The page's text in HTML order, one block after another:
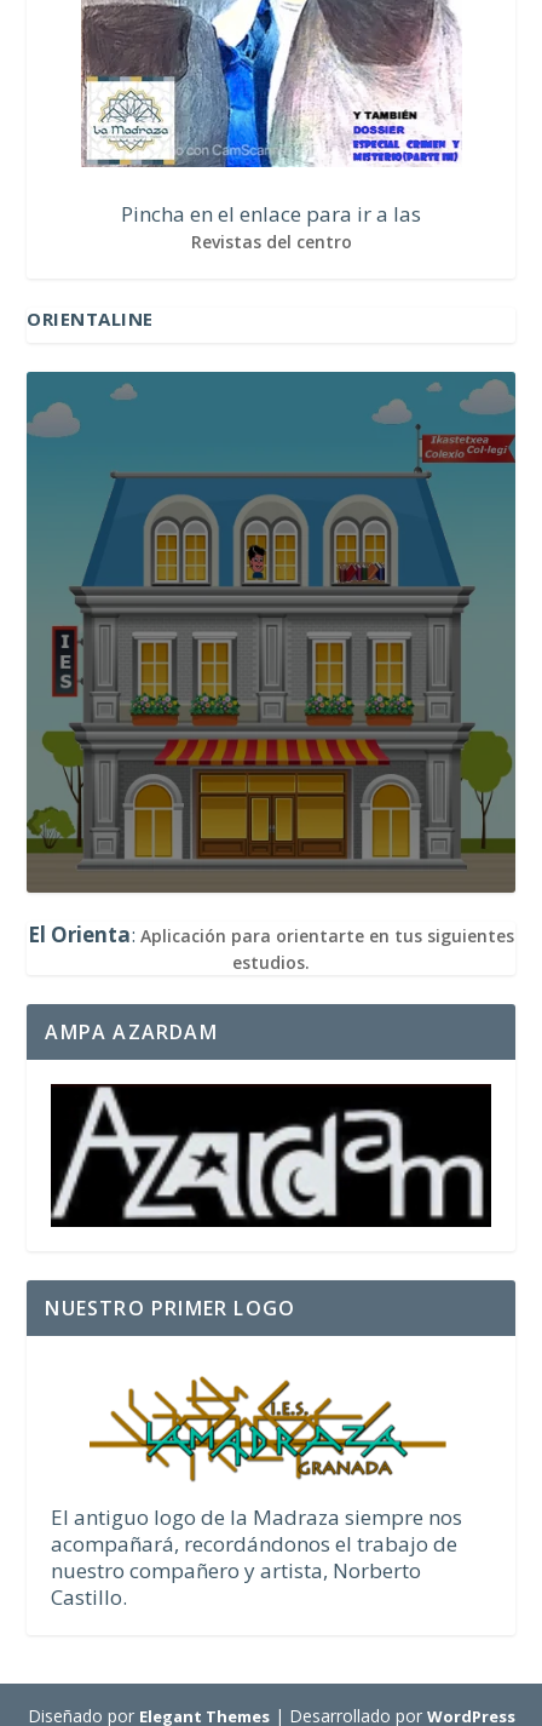
Pincha en el enlace para ir a las
Revistas del centro
ORIENTALINE
El Orienta: Aplicación para orientarte en tus siguientes
estudios.
AMPA AZARDAM
NUESTRO PRIMER LOGO
El antiguo logo de la Madraza siempre nos
acompañará, recordándonos el trabajo de
nuestro compañero y artista, Norberto
Castillo.
Diseñado por Elegant Themes| Desarrollado por WordPress